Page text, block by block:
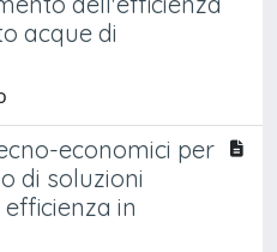
acque di
economici per
di soluzioni
in